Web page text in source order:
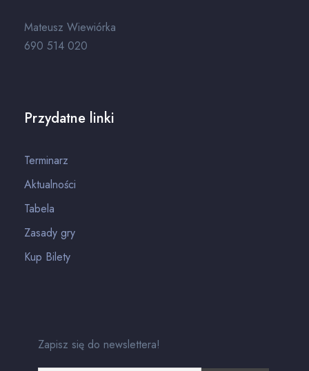
Mateusz Wiewiórka
690 514 020
Przydatne linki
Terminarz
Aktualności
Tabela
Zasady gry
Kup Bilety
Zapisz się do newslettera!